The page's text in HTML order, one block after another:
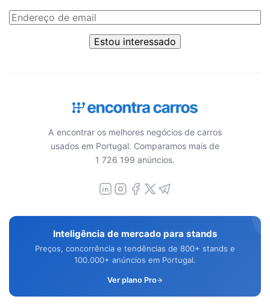
Estou interessado
A encontrar os melhores negócios de carros
usados em Portugal. Comparamos mais de
1 726 199 anúncios.
Inteligência de mercado para stands
Preços, concorrência e tendências de 800+ stands e
100.000+ anúncios em Portugal.
Ver plano Pro